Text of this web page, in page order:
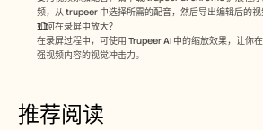
频，从 trupeer 中选择所需的配音，然后导出编辑后的视
如何在录屏中放大？
在录屏过程中，可使用 Trupeer AI 中的缩放效果，让你
强视频内容的视觉冲击力。
推荐阅读